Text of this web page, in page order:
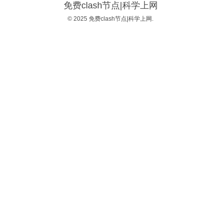
免费clash节点|科学上网
© 2025 免费clash节点|科学上网.